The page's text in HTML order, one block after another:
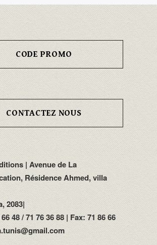
CODE PROMO
CONTACTEZ NOUS
| Avenue de La
Résidence Ahmed, villa
2083|
48 / 71 76 36 88 | Fax: 71 86 66